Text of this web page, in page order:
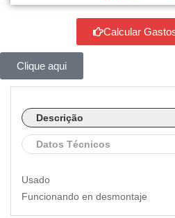
Calcular
Clique aqui
Descrição
Datos Técnicos
Usado
Funcionando en desmontaje